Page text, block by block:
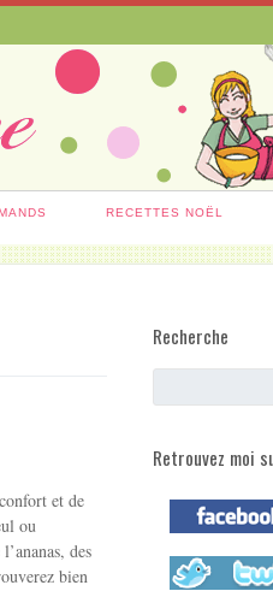
RECETTES NOËL
et de
ou
des
bien
Recherche
Retrouvez moi